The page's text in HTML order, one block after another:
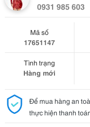
0931 985 603
Mã số
17651147
Tình trạng
Hàng mới
Để mua hàng an
thực hiện thanh